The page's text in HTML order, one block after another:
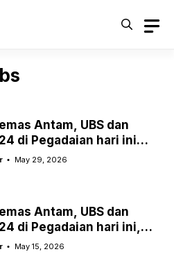
Antam, UBS dan
di Pegadaian hari ini
Mei 2026
May 29, 2026
Antam, UBS dan
di Pegadaian hari ini,
Mei 2026
May 15, 2026